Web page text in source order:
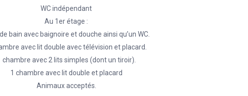
WC indépendant
Au 1er étage :
bain avec baignoire et douche ainsi qu’un WC.
avec lit double avec télévision et placard.
chambre avec 2 lits simples (dont un tiroir).
1 chambre avec lit double et placard
Animaux acceptés.